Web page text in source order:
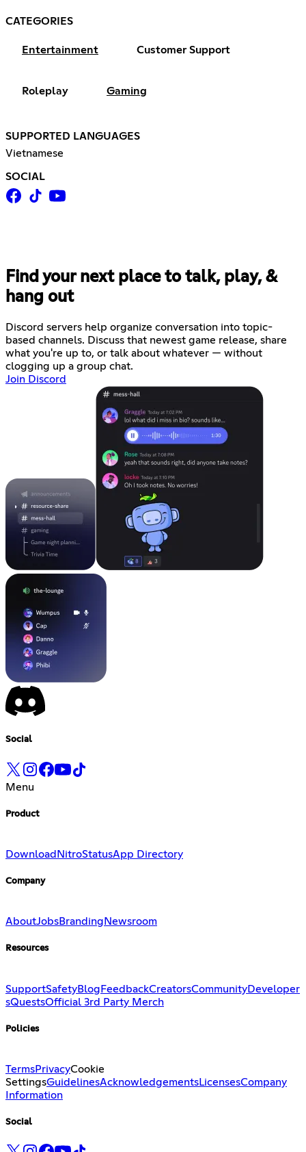
CATEGORIES
Entertainment Customer Support
Roleplay Gaming
SUPPORTED LANGUAGES
Vietnamese
SOCIAL
Find your next place to talk, play, &
hang out
Discord servers help organize conversation into topic-
based channels. Discuss that newest game release, share
what you're up to, or talk about whatever — without
clogging up a group chat.
Join Discord
Social
Menu
Product
Download NitroStatusApp Directory
Company
AboutJobsBranding Newsroom
Resources
SupportSafetyBlog FeedbackCreatorsCommunityDeveloper
sQuestsOfficial 3rd Party Merch
Policies
TermsPrivacyCookie
SettingsGuidelinesAcknowledgementsLicensesCompany
Information
Social